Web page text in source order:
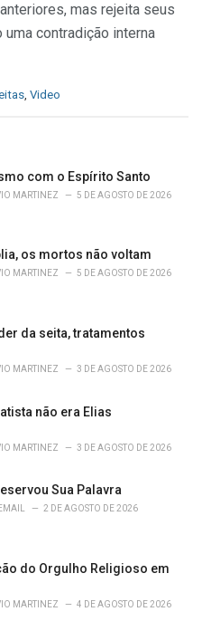
mas rejeita seus
contradição interna
, Video
com o Espírito Santo
MARTINEZ 5 DE AGOSTO DE 2026
os mortos não voltam
MARTINEZ 5 DE AGOSTO DE 2026
da seita, tratamentos
MARTINEZ 3 DE AGOSTO DE 2026
não era Elias
MARTINEZ 3 DE AGOSTO DE 2026
Sua Palavra
2 DE AGOSTO DE 2026
do Orgulho Religioso em
MARTINEZ 4 DE AGOSTO DE 2026